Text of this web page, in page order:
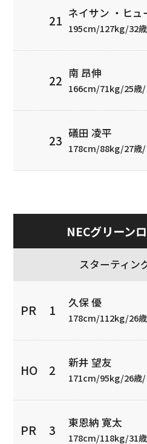
ネイサン ・ヒュ
195cm/127kg/32
南 昂伸
166cm/71kg/25歳/
礒田 凌平
178cm/88kg/27歳/
NECグリーン
スターティン
久保 優
178cm/112kg/26
新井 望友
171cm/95kg/26歳/
東恩納 寛太
178cm/118kg/31